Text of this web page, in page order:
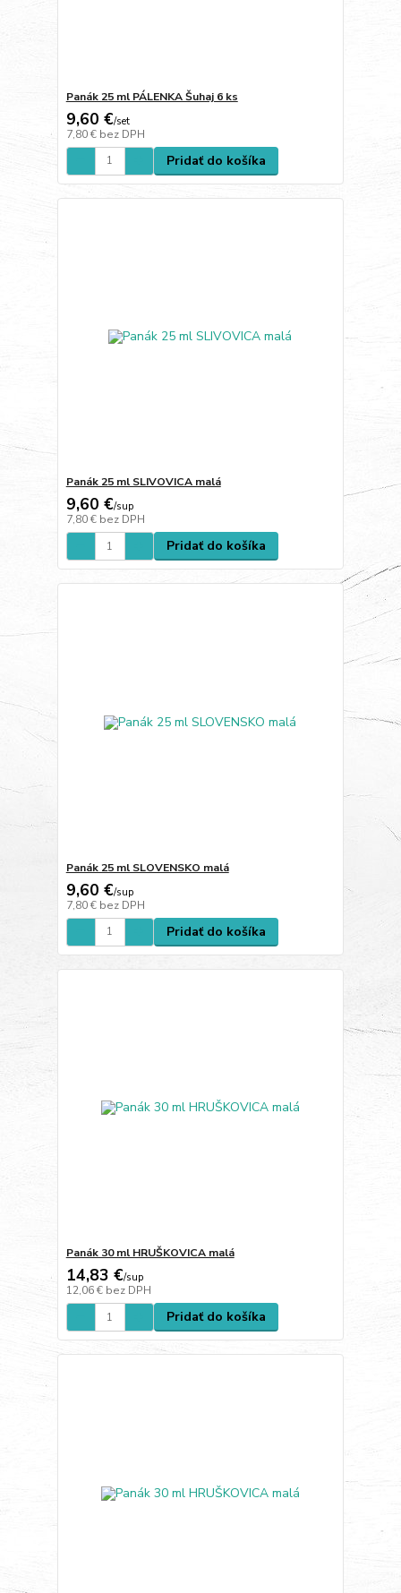
Panák 25 ml PÁLENKA Šuhaj 6 ks
9,60 €/set
7,80 € bez DPH
Pridať do košíka
Panák 25 ml SLIVOVICA malá
9,60 €/sup
7,80 € bez DPH
Pridať do košíka
Panák 25 ml SLOVENSKO malá
9,60 €/sup
7,80 € bez DPH
Pridať do košíka
Panák 30 ml HRUŠKOVICA malá
14,83 €/sup
12,06 € bez DPH
Pridať do košíka